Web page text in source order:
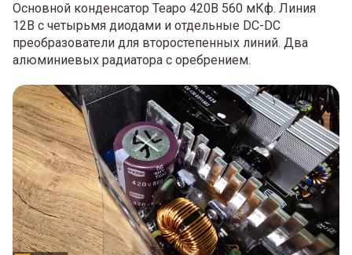
Основной конденсатор Teapo 420В 560 мКф. Линия
12В с четырьмя диодами и отдельные DC-DC
преобразователи для второстепенных линий. Два
алюминиевых радиатора с оребрением.